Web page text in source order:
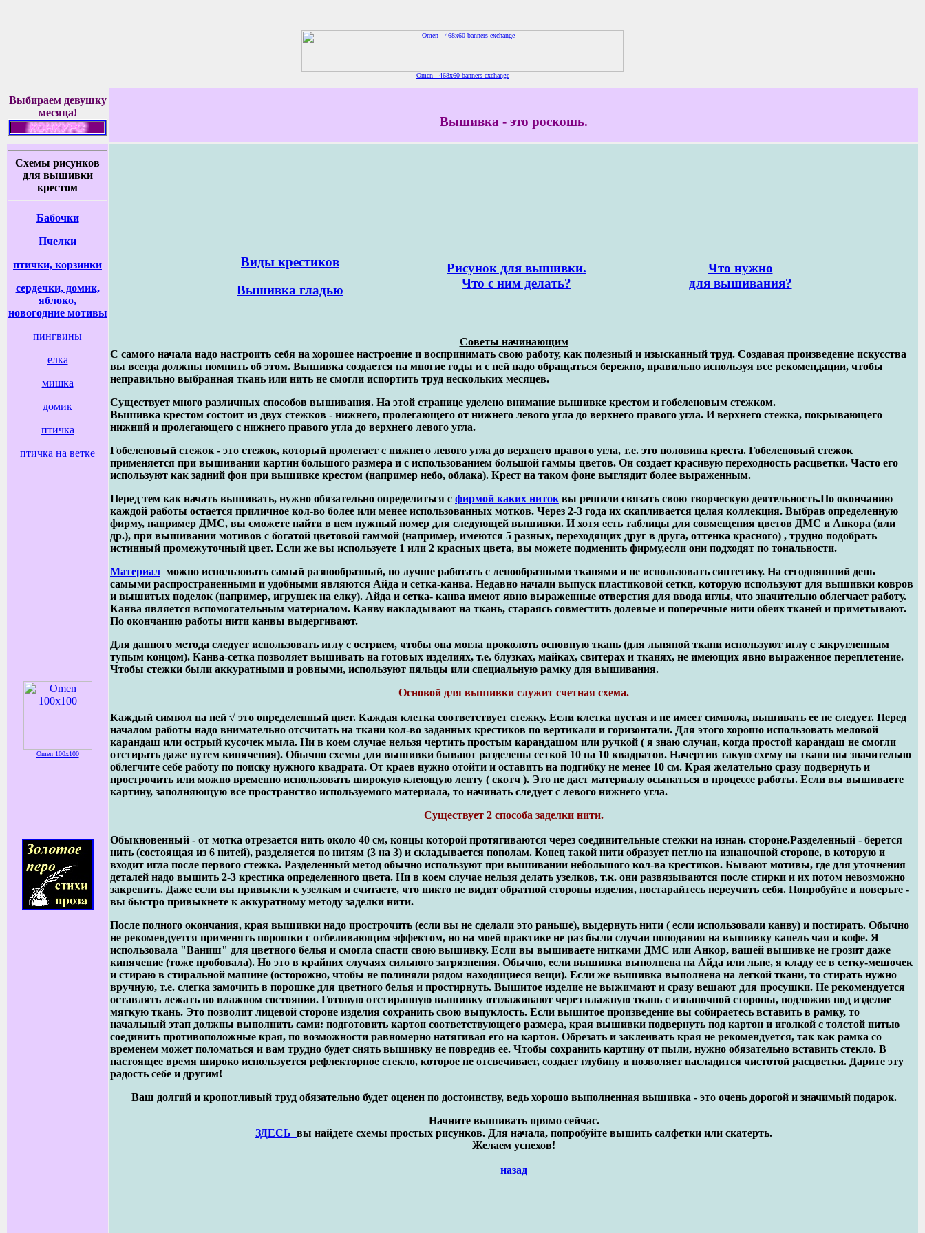
Omen - 468x60 banners exchange
Выбираем девушку
месяца!
Вышивка - это роскошь.
Cхемы рисунков
для вышивки
крестом
Бабочки
Пчелки
птички, корзинки
cердечки, домик,
яблоко,
новогодние мотивы
пингвины
елка
мишка
домик
птичка
птичка на ветке
Omen 100x100
Виды крестиков
Вышивка гладью
Рисунок для вышивки.
Что с ним делать?
Что нужно
для вышивания?
Cоветы начинающим
С самого начала надо настроить себя на хорошее настроение и воспринимать свою работу, как полезный и изысканный труд. Создавая произведение искусства
вы всегда должны помнить об этом. Вышивка создается на многие годы и с ней надо обращаться бережно, правильно используя все рекомендации, чтобы
неправильно выбранная ткань или нить не смогли испортить труд нескольких месяцев.
Существует много различных способов вышивания. На этой странице уделено внимание вышивке крестом и гобеленовым стежком.
Вышивка крестом состоит из двух стежков - нижнего, пролегающего от нижнего левого угла до верхнего правого угла. И верхнего стежка, покрывающего
нижний и пролегающего с нижнего правого угла до верхнего левого угла.
Гобеленовый стежок - это стежок, который пролегает с нижнего левого угла до верхнего правого угла, т.е. это половина креста. Гобеленовый стежок
применяется при вышивании картин большого размера и с использованием большой гаммы цветов. Он создает красивую переходность расцветки. Часто его
используют как задний фон при вышивке крестом (например небо, облака). Крест на таком фоне выглядит более выраженным.
Перед тем как начать вышивать, нужно обязательно определиться с фирмой каких ниток вы решили связать свою творческую деятельность.По окончанию
каждой работы остается приличное кол-во более или менее использованных мотков. Через 2-3 года их скапливается целая коллекция. Выбрав определенную
фирму, например ДМС, вы сможете найти в нем нужный номер для следующей вышивки. И хотя есть таблицы для совмещения цветов ДМС и Анкора (или
др.), при вышивании мотивов с богатой цветовой гаммой (например, имеются 5 разных, переходящих друг в друга, оттенка красного) , трудно подобрать
истинный промежуточный цвет. Если же вы используете 1 или 2 красных цвета, вы можете подменить фирму,если они подходят по тональности.
Материал можно использовать самый разнообразный, но лучше работать с ленообразными тканями и не использовать синтетику. На сегодняшний день
самыми распространенными и удобными являются Айда и сетка-канва. Недавно начали выпуск пластиковой сетки, которую используют для вышивки ковров
и вышитых поделок (например, игрушек на елку). Айда и сетка- канва имеют явно выраженные отверстия для ввода иглы, что значительно облегчает работу.
Канва является вспомогательным материалом. Канву накладывают на ткань, стараясь совместить долевые и поперечные нити обеих тканей и приметывают.
По окончанию работы нити канвы выдергивают.
Для данного метода следует использовать иглу с острием, чтобы она могла проколоть основную ткань (для льняной ткани используют иглу с закругленным
тупым концом). Канва-сетка позволяет вышивать на готовых изделиях, т.е. блузках, майках, свитерах и тканях, не имеющих явно выраженное переплетение.
Чтобы стежки были аккуратными и ровными, используют пяльцы или специальную рамку для вышивания.
Основой для вышивки служит счетная схема.
Каждый символ на ней √ это определенный цвет. Каждая клетка соответствует стежку. Если клетка пустая и не имеет символа, вышивать ее не следует. Перед
началом работы надо внимательно отсчитать на ткани кол-во заданных крестиков по вертикали и горизонтали. Для этого хорошо использовать меловой
карандаш или острый кусочек мыла. Ни в коем случае нельзя чертить простым карандашом или ручкой ( я знаю случаи, когда простой карандаш не смогли
отстирать даже путем кипячения). Обычно схемы для вышивки бывают разделены сеткой 10 на 10 квадратов. Начертив такую схему на ткани вы значительно
облегчите себе работу по поиску нужного квадрата. От краев нужно отойти и оставить на подгибку не менее 10 см. Края желательно сразу подвернуть и
прострочить или можно временно использовать широкую клеющую ленту ( скотч ). Это не даст материалу осыпаться в процессе работы. Если вы вышиваете
картину, заполняющую все пространство используемого материала, то начинать следует с левого нижнего угла.
Существует 2 способа заделки нити.
Обыкновенный - от мотка отрезается нить около 40 см, концы которой протягиваются через соединительные стежки на изнан. стороне.Разделенный - берется
нить (состоящая из 6 нитей), разделяется по нитям (3 на 3) и складывается пополам. Конец такой нити образует петлю на изнаночной стороне, в которую и
входит игла после первого стежка. Разделенный метод обычно используют при вышивании небольшого кол-ва крестиков. Бывают мотивы, где для уточнения
деталей надо вышить 2-3 крестика определенного цвета. Ни в коем случае нельзя делать узелков, т.к. они развязываются после стирки и их потом невозможно
закрепить. Даже если вы привыкли к узелкам и считаете, что никто не видит обратной стороны изделия, постарайтесь переучить себя. Попробуйте и поверьте -
вы быстро привыкнете к аккуратному методу заделки нити.
После полного окончания, края вышивки надо прострочить (если вы не сделали это раньше), выдернуть нити ( если использовали канву) и постирать. Обычно
не рекомендуется применять порошки с отбеливающим эффектом, но на моей практике не раз были случаи поподания на вышивку капель чая и кофе. Я
использовала "Ваниш" для цветного белья и смогла спасти свою вышивку. Если вы вышиваете нитками ДМС или Анкор, вашей вышивке не грозит даже
кипячение (тоже пробовала). Но это в крайних случаях сильного загрязнения. Обычно, если вышивка выполнена на Айда или льне, я кладу ее в сетку-мешочек
и стираю в стиральной машине (осторожно, чтобы не полиняли рядом находящиеся вещи). Если же вышивка выполнена на легкой ткани, то стирать нужно
вручную, т.е. слегка замочить в порошке для цветного белья и простирнуть. Вышитое изделие не выжимают и сразу вешают для просушки. Не рекомендуется
оставлять лежать во влажном состоянии. Готовую отстиранную вышивку отглаживают через влажную ткань с изнаночной стороны, подложив под изделие
мягкую ткань. Это позволит лицевой стороне изделия сохранить свою выпуклость. Если вышитое произведение вы собираетесь вставить в рамку, то
начальный этап должны выполнить сами: подготовить картон соответствующего размера, края вышивки подвернуть под картон и иголкой с толстой нитью
соединить противоположные края, по возможности равномерно натягивая его на картон. Обрезать и заклеивать края не рекомендуется, так как рамка со
временем может поломаться и вам трудно будет снять вышивку не повредив ее. Чтобы сохранить картину от пыли, нужно обязательно вставить стекло. В
настоящее время широко используется рефлекторное стекло, которое не отсвечивает, создает глубину и позволяет насладится чистотой расцветки. Дарите эту
радость себе и другим!
Ваш долгий и кропотливый труд обязательно будет оценен по достоинству, ведь хорошо выполненная вышивка - это очень дорогой и значимый подарок.
Начните вышивать прямо сейчас.
ЗДЕСЬ вы найдете cхемы простых рисунков. Для начала, попробуйте вышить салфетки или скатерть.
Желаем успехов!
назад